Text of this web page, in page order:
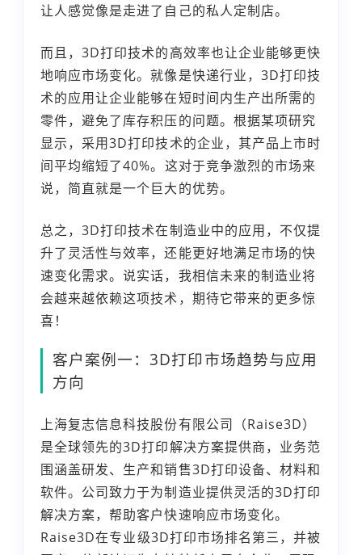
让人感觉像是走进了自己的私人定制店。
而且，3D打印技术的高效率也让企业能够更快
地响应市场变化。就像是快递行业，3D打印技
术的应用让企业能够在短时间内生产出所需的
零件，避免了库存积压的问题。根据某项研究
显示，采用3D打印技术的企业，其产品上市时
间平均缩短了40%。这对于竞争激烈的市场来
说，简直就是一个巨大的优势。
总之，3D打印技术在制造业中的应用，不仅提
升了灵活性与效率，还能更好地满足市场的快
速变化需求。说实话，我相信未来的制造业将
会越来越依赖这项技术，期待它带来的更多惊
喜！
客户案例一：3D打印市场趋势与应用
方向
上海复志信息科技股份有限公司（Raise3D）
是全球领先的3D打印解决方案提供商，业务范
围涵盖研发、生产和销售3D打印设备、材料和
软件。公司致力于为制造业提供灵活的3D打印
解决方案，帮助客户快速响应市场变化。
Raise3D在专业级3D打印市场排名第三，并被